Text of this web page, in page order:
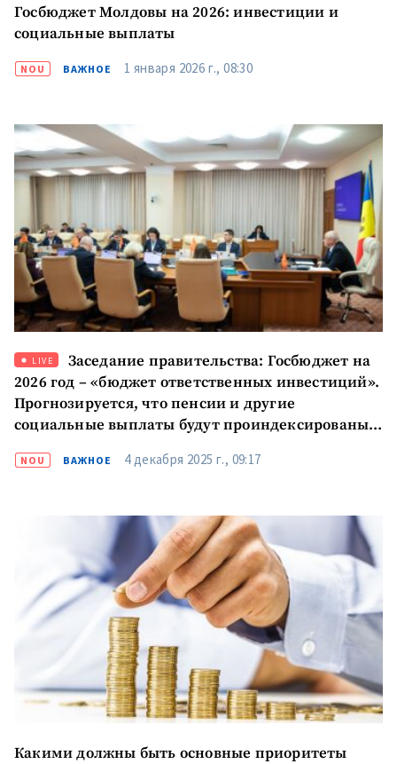
Госбюджет Молдовы на 2026: инвестиции и
социальные выплаты
NOU ВАЖНОЕ 1 января 2026 г., 08:30
LIVE
Заседание правительства: Госбюджет на
2026 год – «бюджет ответственных инвестиций».
Прогнозируется, что пенсии и другие
социальные выплаты будут проиндексированы 1
NOU ВАЖНОЕ 4 декабря 2025 г., 09:17
Какими должны быть основные приоритеты